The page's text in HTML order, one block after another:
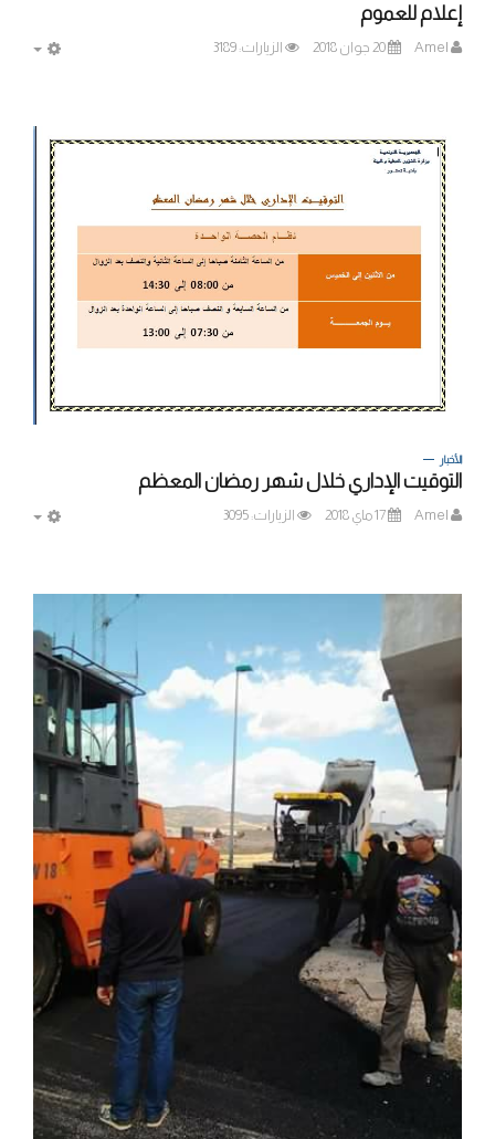
إعلام للعموم
Amel 20 جوان 2018 الزيارات: 3189
الأخبار
التوقيت الإداري خلال شهر رمضان المعظم
Amel 17 ماي 2018 الزيارات: 3095